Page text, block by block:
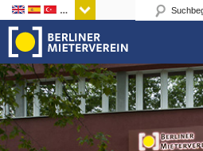
Sprachen